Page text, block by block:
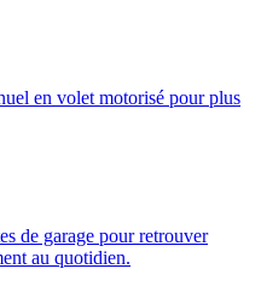
en volet motorisé pour plus
de garage pour retrouver
au quotidien.